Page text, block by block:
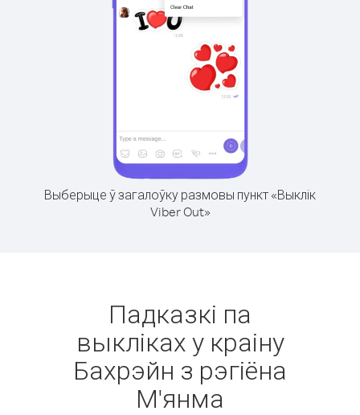
Выберыце ў загалоўку размовы пункт «Выклік
Viber Out»
Падказкі па
выкліках у краіну
Бахрэйн з рэгіёна
М'янма